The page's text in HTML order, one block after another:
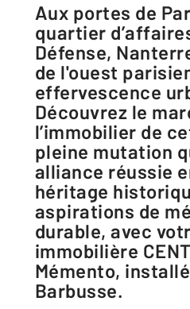
Aux portes de Paris et du
quartier
Défense,
de l'ouest
effervescence
Découvrez le
l’immobilier de
pleine mutation
alliance réussie
héritage
aspirations de
durable, avec
immobilière
Mémento,
Barbusse.